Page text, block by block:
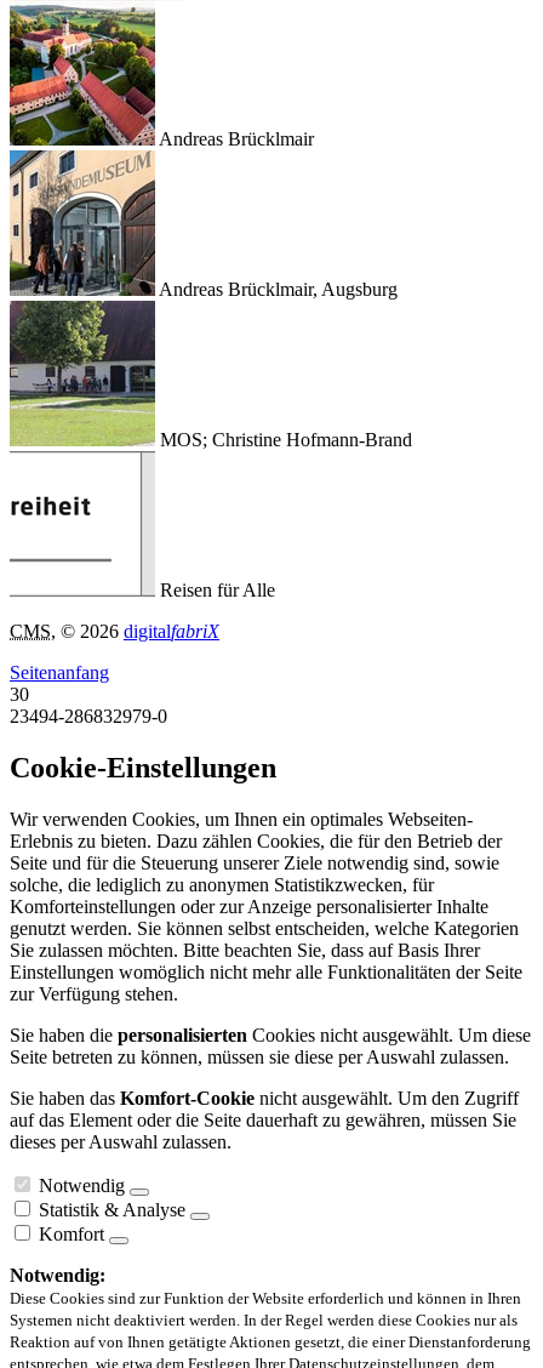
Andreas Brücklmair
Andreas Brücklmair, Augsburg
MOS; Christine Hofmann-Brand
Reisen für Alle
CMS, © 2026 digitalfabriX
Seitenanfang
30
23494-286832979-0
Cookie-Einstellungen
Wir verwenden Cookies, um Ihnen ein optimales Webseiten-
Erlebnis zu bieten. Dazu zählen Cookies, die für den Betrieb der
Seite und für die Steuerung unserer Ziele notwendig sind, sowie
solche, die lediglich zu anonymen Statistikzwecken, für
Komforteinstellungen oder zur Anzeige personalisierter Inhalte
genutzt werden. Sie können selbst entscheiden, welche Kategorien
Sie zulassen möchten. Bitte beachten Sie, dass auf Basis Ihrer
Einstellungen womöglich nicht mehr alle Funktionalitäten der Seite
zur Verfügung stehen.
Sie haben die personalisierten Cookies nicht ausgewählt. Um diese
Seite betreten zu können, müssen sie diese per Auswahl zulassen.
Sie haben das Komfort-Cookie nicht ausgewählt. Um den Zugriff
auf das Element oder die Seite dauerhaft zu gewähren, müssen Sie
dieses per Auswahl zulassen.
Notwendig
Statistik & Analyse
Komfort
Notwendig:
Diese Cookies sind zur Funktion der Website erforderlich und können in Ihren
Systemen nicht deaktiviert werden. In der Regel werden diese Cookies nur als
Reaktion auf von Ihnen getätigte Aktionen gesetzt, die einer Dienstanforderung
entsprechen, wie etwa dem Festlegen Ihrer Datenschutzeinstellungen, dem